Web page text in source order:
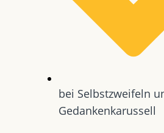
bei Selbstzweifeln
Gedankenkarussell